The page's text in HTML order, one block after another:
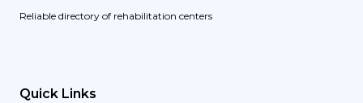
Reliable directory of rehabilitation centers
Quick Links